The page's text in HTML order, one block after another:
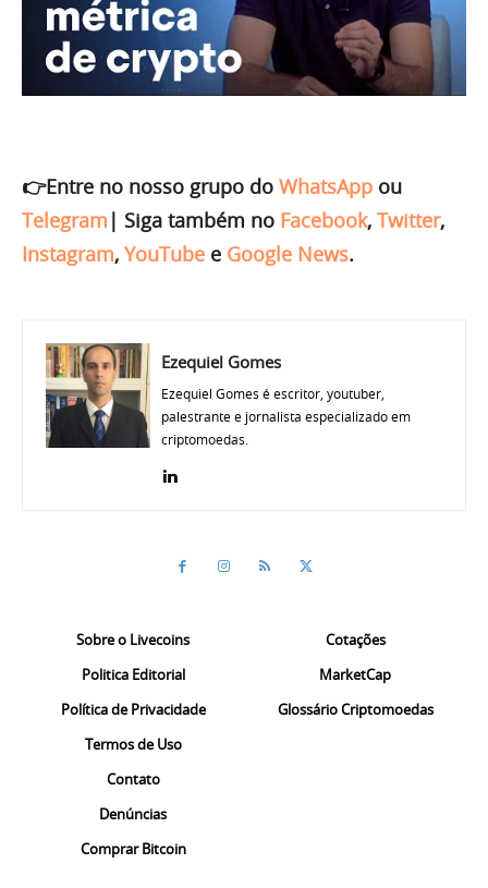
👉Entre no nosso grupo do WhatsApp ou
Telegram | Siga também no Facebook, Twitter,
Instagram, YouTube e Google News.
Ezequiel Gomes
Ezequiel Gomes é escritor, youtuber,
palestrante e jornalista especializado em
criptomoedas.
Sobre o Livecoins
Politica Editorial
Política de Privacidade
Termos de Uso
Contato
Denúncias
Comprar Bitcoin
Cotações
MarketCap
Glossário Criptomoedas